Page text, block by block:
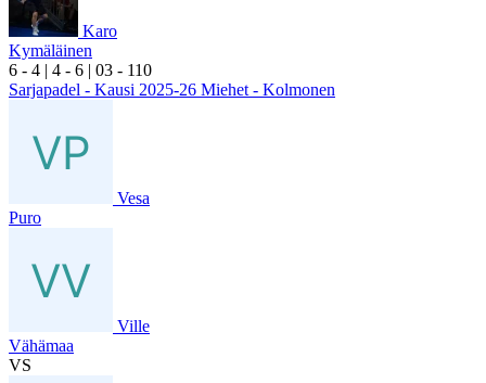
Karo
Kymäläinen
6 - 4 | 4 - 6 | 03 - 110
Sarjapadel - Kausi 2025-26 Miehet - Kolmonen
Vesa
Puro
Ville
Vähämaa
VS